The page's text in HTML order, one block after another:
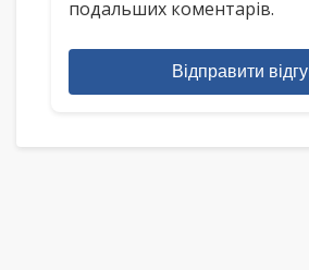
подальших коментарів.
Відправити